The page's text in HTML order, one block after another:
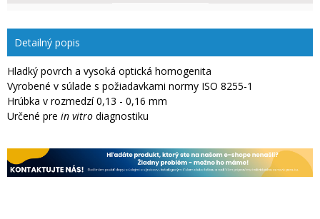
Detailný popis
Hladký povrch a vysoká optická homogenita
Vyrobené v súlade s požiadavkami normy ISO 8255-1
Hrúbka v rozmedzí 0,13 - 0,16 mm
Určené pre in vitro diagnostiku